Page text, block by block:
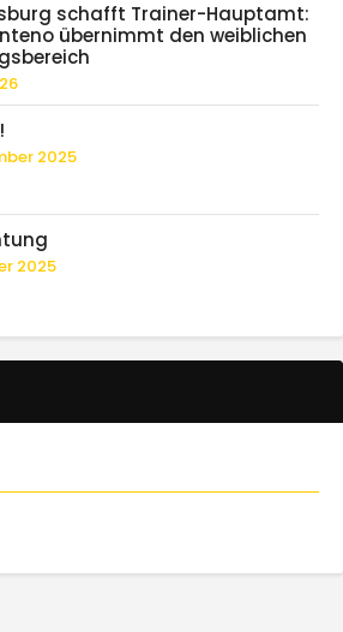
schafft Trainer-Hauptamt:
übernimmt den weiblichen
2025
2025